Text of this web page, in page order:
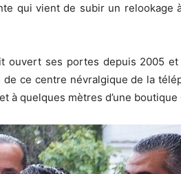
qui vient de subir un relookage
ouvert ses portes depuis 2005
ce centre névralgique de la
à quelques mètres d’une boutique